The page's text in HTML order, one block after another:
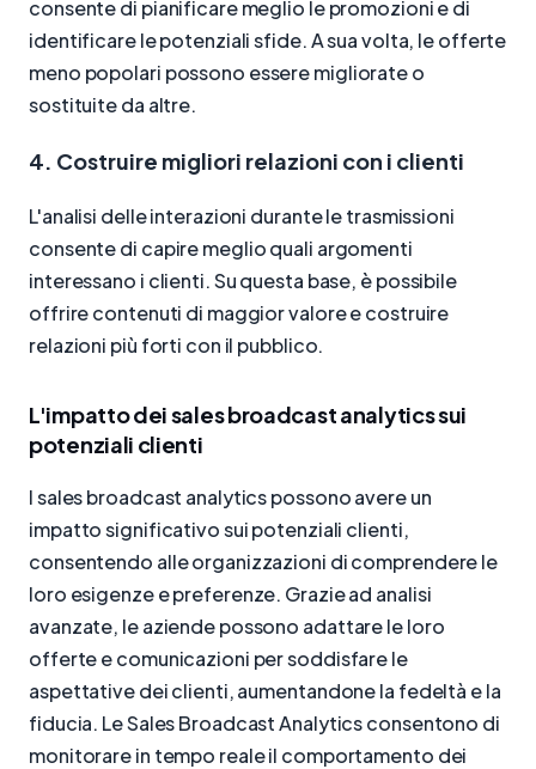
consente di pianificare meglio le promozioni e di
identificare le potenziali sfide. A sua volta, le offerte
meno popolari possono essere migliorate o
sostituite da altre.
4. Costruire migliori relazioni con i clienti
L'analisi delle interazioni durante le trasmissioni
consente di capire meglio quali argomenti
interessano i clienti. Su questa base, è possibile
offrire contenuti di maggior valore e costruire
relazioni più forti con il pubblico.
L'impatto dei sales broadcast analytics sui
potenziali clienti
I sales broadcast analytics possono avere un
impatto significativo sui potenziali clienti,
consentendo alle organizzazioni di comprendere le
loro esigenze e preferenze. Grazie ad analisi
avanzate, le aziende possono adattare le loro
offerte e comunicazioni per soddisfare le
aspettative dei clienti, aumentandone la fedeltà e la
fiducia. Le Sales Broadcast Analytics consentono di
monitorare in tempo reale il comportamento dei